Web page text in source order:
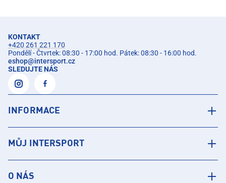
KONTAKT
+420 261 221 170
Pondělí - Čtvrtek: 08:30 - 17:00 hod. Pátek: 08:30 - 16:00 hod.
eshop@intersport.cz
SLEDUJTE NÁS
INFORMACE
MŮJ INTERSPORT
O NÁS